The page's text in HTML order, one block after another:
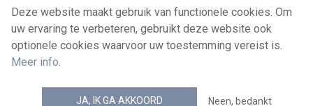
Voorwaarden voor het hergebruik
Contacteer ons
news.belgium RSS feed
Deze website maakt gebruik van functionele cookies. Om
uw ervaring te verbeteren, gebruikt deze website ook
optionele cookies waarvoor uw toestemming vereist is.
Meer info.
JA, IK GA AKKOORD Neen, bedankt